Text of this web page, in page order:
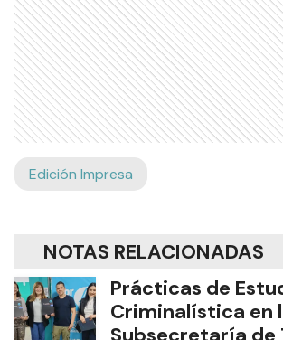
Edición Impresa
NOTAS RELACIONADAS
Prácticas de
Criminalística en